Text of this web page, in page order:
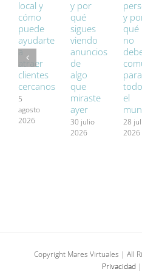
local y
cómo
puede
ayudarte
a
atraer
clientes
cercanos
5
agosto
2026
y por
qué
sigues
viendo
anuncios
de
algo
que
miraste
ayer
30 julio
2026
y
qué
no
para
todo
el
28
2026
Copyright Mares Virtuales | All
Privacidad |